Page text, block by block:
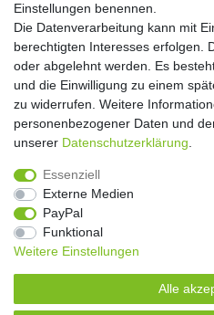
Widerrufs­recht
Daten­schutz­erklärung
Einstellungen benennen.
Die Datenverarbeitung kann mit
berechtigten Interesses erfolgen.
oder abgelehnt werden. Es
und die Einwilligung zu einem
zu widerrufen. Weitere
personenbezogener Daten und
unserer Daten­schutz­erklärung
Essenziell
Externe Medien
PayPal
Funktional
Weitere Einstellungen
Alle
Copyright 2016 |
Angebote gelten nur für
Widerrufs­recht